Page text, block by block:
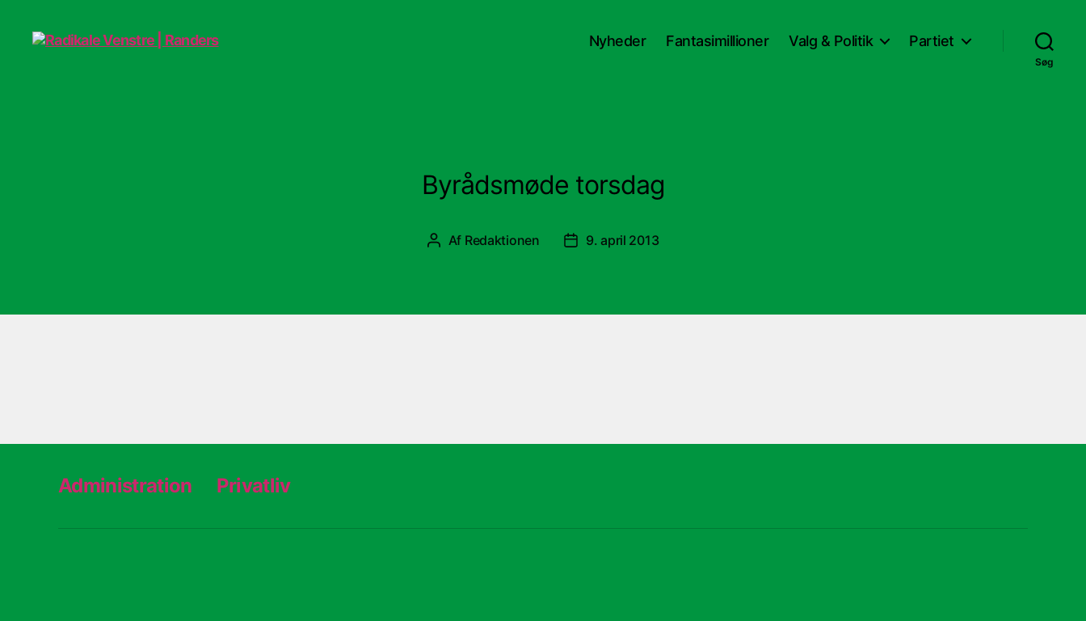
Nyheder Fantasimillioner Valg & Politik Partiet
Søg
Byrådsmøde torsdag
Indlægsforfatter
Af Redaktionen Indlægsdato
9. april 2013
Administration Privatliv